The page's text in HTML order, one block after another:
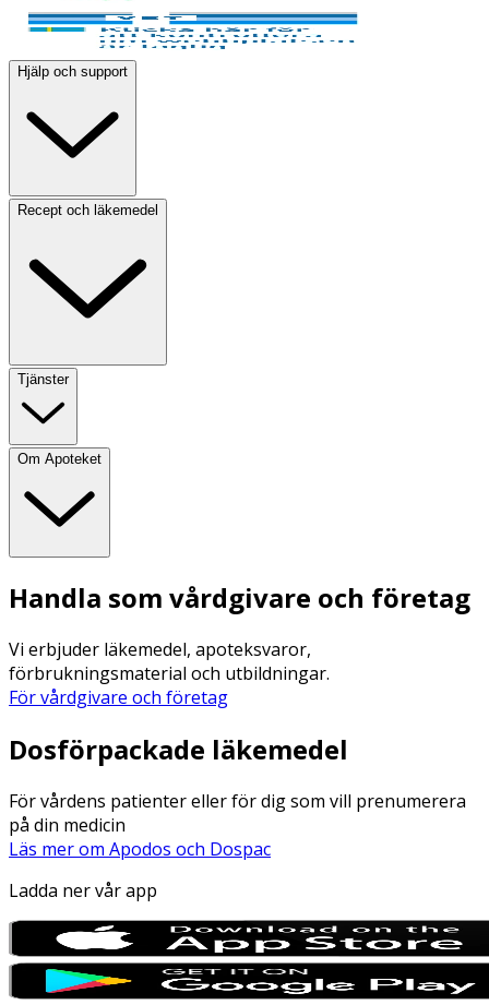
Hjälp och support
Recept och läkemedel
Tjänster
Om Apoteket
Handla som vårdgivare och företag
Vi erbjuder läkemedel, apoteksvaror,
förbrukningsmaterial och utbildningar.
För vårdgivare och företag
Dosförpackade läkemedel
För vårdens patienter eller för dig som vill prenumerera
på din medicin
Läs mer om Apodos och Dospac
Ladda ner vår app